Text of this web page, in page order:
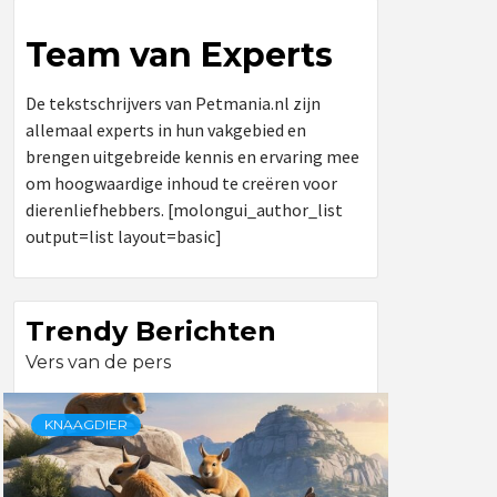
Team van Experts
De tekstschrijvers van Petmania.nl zijn
allemaal experts in hun vakgebied en
brengen uitgebreide kennis en ervaring mee
om hoogwaardige inhoud te creëren voor
dierenliefhebbers. [molongui_author_list
output=list layout=basic]
Trendy Berichten
Vers van de pers
KNAAGDIER